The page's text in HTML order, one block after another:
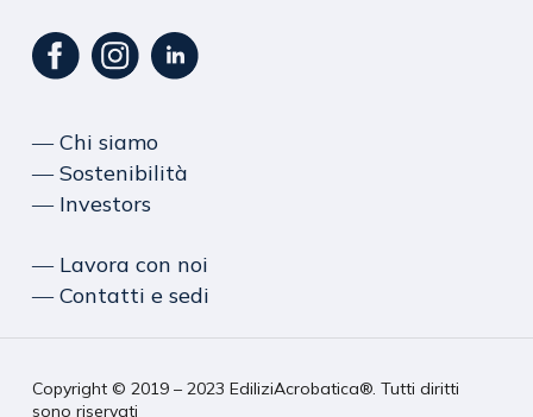
― Chi siamo
― Sostenibilità
― Investors
― Lavora con noi
― Contatti e sedi
Copyright © 2019 – 2023 EdiliziAcrobatica®. Tutti diritti
sono riservati